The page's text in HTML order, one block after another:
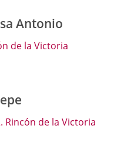
Antonio
de la Victoria
Rincón de la Victoria